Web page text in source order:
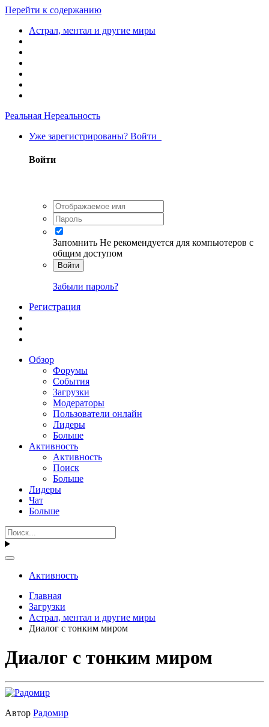
Перейти к содержанию
Астрал, ментал и другие миры
Реальная Нереальность
Уже зарегистрированы? Войти
Войти
Запомнить Не рекомендуется для компьютеров с
общим доступом
Войти
Забыли пароль?
Регистрация
Обзор
Форумы
События
Загрузки
Модераторы
Пользователи онлайн
Лидеры
Больше
Активность
Активность
Поиск
Больше
Лидеры
Чат
Больше
Активность
Главная
Загрузки
Астрал, ментал и другие миры
Диалог с тонким миром
Диалог с тонким миром
Автор Радомир